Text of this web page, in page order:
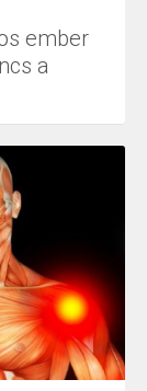
ember
a